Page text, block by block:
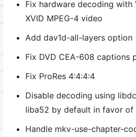
Fix hardware decoding
XVID MPEG-4 video
Add dav1d-all-layers option
Fix DVD CEA-608 captions
Fix ProRes 4:4:4:4
Disable decoding using
liba52 by default in favor of
Handle mkv-use-chapter-